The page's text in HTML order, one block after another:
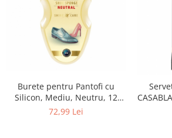
Burete pentru Pantofi cu
Silicon, Mediu, Neutru, 12
Bucati, Casablanca
72,99 Lei